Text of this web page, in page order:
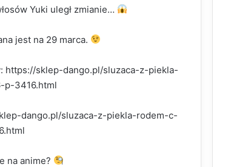
Yuki uległ zmianie…
jest na 29 marca.
https://sklep-dango.pl/sluzaca-z-piekla-
p-3416.html
dango.pl/sluzaca-z-piekla-rodem-c-
na anime?